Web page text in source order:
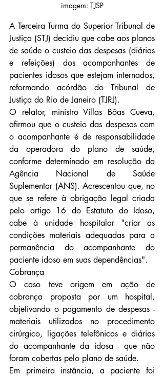
imagem: TJSP
A Terceira Turma do Superior Tribunal de
Justiça (STJ) decidiu que cabe aos planos
de saúde o custeio das despesas (diárias
e refeições) dos acompanhantes de
pacientes idosos que estejam internados,
reformando acórdão do Tribunal de
Justiça do Rio de Janeiro (TJRJ).
O relator, ministro Villas Bôas Cueva,
afirmou que o custeio das despesas com
o acompanhante é de responsabilidade
da operadora do plano de saúde,
conforme determinado em resolução da
Agência Nacional de Saúde
Suplementar (ANS). Acrescentou que, no
que se refere à obrigação legal criada
pelo artigo 16 do Estatuto do Idoso,
cabe à unidade hospitalar "criar as
condições materiais adequadas para a
permanência do acompanhante do
paciente idoso em suas dependências".
Cobrança
O caso teve origem em ação de
cobrança proposta por um hospital,
objetivando o pagamento de despesas -
materiais utilizados no procedimento
cirúrgico, ligações telefônicas e diárias
do acompanhante da idosa - que não
foram cobertas pelo plano de saúde.
Em primeira instância, a paciente foi